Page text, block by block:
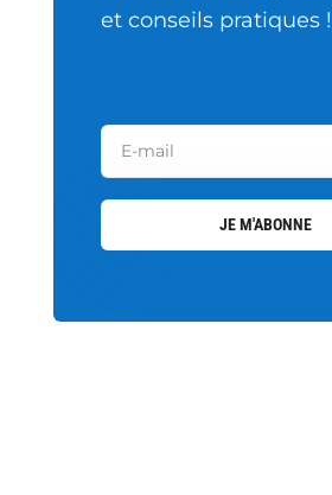
et conseils pratiques !
JE M'ABONNE